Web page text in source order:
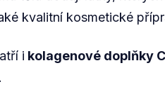
kvalitní kosmetické
i kolagenové doplňky